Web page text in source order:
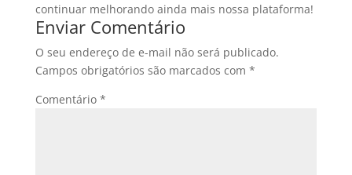
continuar melhorando ainda mais nossa plataforma!
Enviar Comentário
O seu endereço de e-mail não será publicado.
Campos obrigatórios são marcados com *
Comentário *